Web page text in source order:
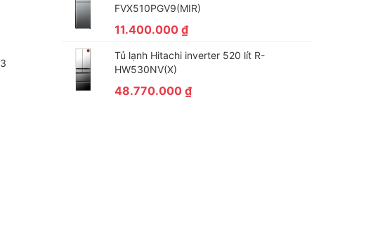
FVX510PGV9(MIR)
11.400.000₫
Tủ lạnh Hitachi inverter 520 lít R-
HW530NV(X)
48.770.000₫